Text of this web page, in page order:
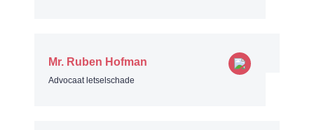
Mr. Ruben Hofman
Advocaat letselschade